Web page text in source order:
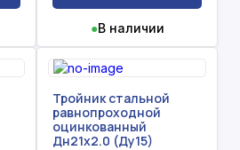
●В наличии
Тройник стальной
равнопроходной
оцинкованный
Дн21х2.0 (Ду15)